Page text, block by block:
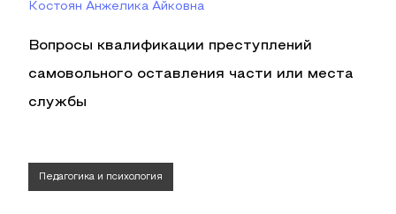
Костоян Анжелика Айковна
Вопросы квалификации преступлений
самовольного оставления части или места
службы
Педагогика и психология